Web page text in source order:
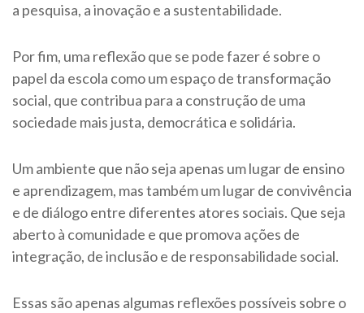
a pesquisa, a inovação e a sustentabilidade.
Por fim, uma reflexão que se pode fazer é sobre o
papel da escola como um espaço de transformação
social, que contribua para a construção de uma
sociedade mais justa, democrática e solidária.
Um ambiente que não seja apenas um lugar de ensino
e aprendizagem, mas também um lugar de convivência
e de diálogo entre diferentes atores sociais. Que seja
aberto à comunidade e que promova ações de
integração, de inclusão e de responsabilidade social.
Essas são apenas algumas reflexões possíveis sobre o